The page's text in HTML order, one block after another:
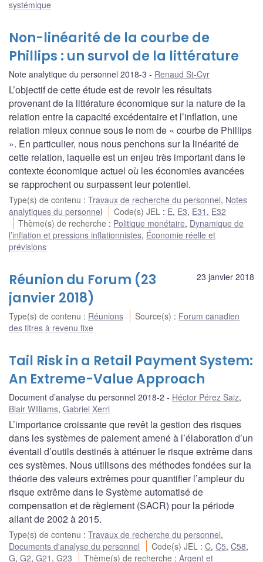
systémique
Non-linéarité de la courbe de
Phillips : un survol de la littérature
Note analytique du personnel 2018-3 Renaud St-Cyr
L’objectif de cette étude est de revoir les résultats
provenant de la littérature économique sur la nature de la
relation entre la capacité excédentaire et l’inflation, une
relation mieux connue sous le nom de « courbe de Phillips
». En particulier, nous nous penchons sur la linéarité de
cette relation, laquelle est un enjeu très important dans le
contexte économique actuel où les économies avancées
se rapprochent ou surpassent leur potentiel.
Type(s) de contenu : Travaux de recherche du personnel, Notes
analytiques du personnel
Code(s) JEL : E, E3, E31 , E32
Thème(s) de recherche : Politique monétaire, Dynamique de
l’inflation et pressions inflationnistes, Économie réelle et
prévisions
23 janvier 2018
Réunion du Forum (23
janvier 2018)
Type(s) de contenu : Réunions Source(s) : Forum canadien
des titres à revenu fixe
Tail Risk in a Retail Payment System:
An Extreme-Value Approach
Document d’analyse du personnel 2018-2 Héctor Pérez Saiz,
Blair Williams, Gabriel Xerri
L’importance croissante que revêt la gestion des risques
dans les systèmes de paiement amené à l’élaboration d’un
éventail d’outils destinés à atténuer le risque extrême dans
ces systèmes. Nous utilisons des méthodes fondées sur la
théorie des valeurs extrêmes pour quantifier l’ampleur du
risque extrême dans le Système automatisé de
compensation et de règlement (SACR) pour la période
allant de 2002 à 2015.
Type(s) de contenu : Travaux de recherche du personnel,
Documents d'analyse du personnel
Code(s) JEL :C,C5,C58,
G, G2, G21 , G23 Thème(s) de recherche :Argent et